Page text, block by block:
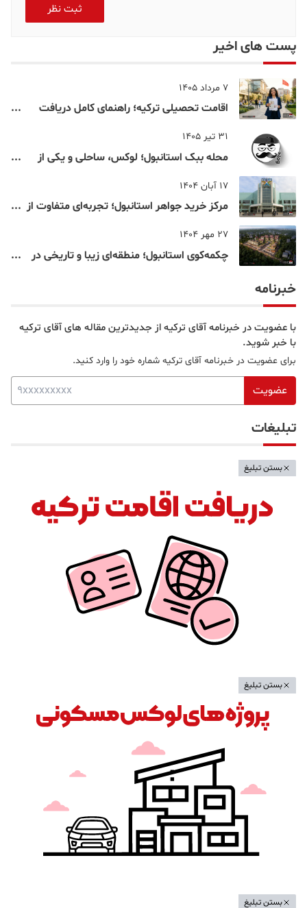
ثبت نظر
پست های اخیر
7 مرداد 1405
اقامت تحصیلی ترکیه؛ راهنمای کامل دریافت
31 تیر 1405
محله ببک استانبول؛ لوکس، ساحلی و یکی از
17 آبان 1404
مرکز خرید جواهر استانبول؛ تجربه‌ای متفاوت از
27 مهر 1404
چکمه‌کوی استانبول؛ منطقه‌ای زیبا و تاریخی در
خبرنامه
با عضویت در خبرنامه آقای ترکیه از جدیدترین مقاله های آقای ترکیه
با خبر شوید.
برای عضویت در خبرنامه آقای ترکیه شماره خود را وارد کنید.
عضویت
تبلیغات
بستن تبلیغ
بستن تبلیغ
بستن تبلیغ